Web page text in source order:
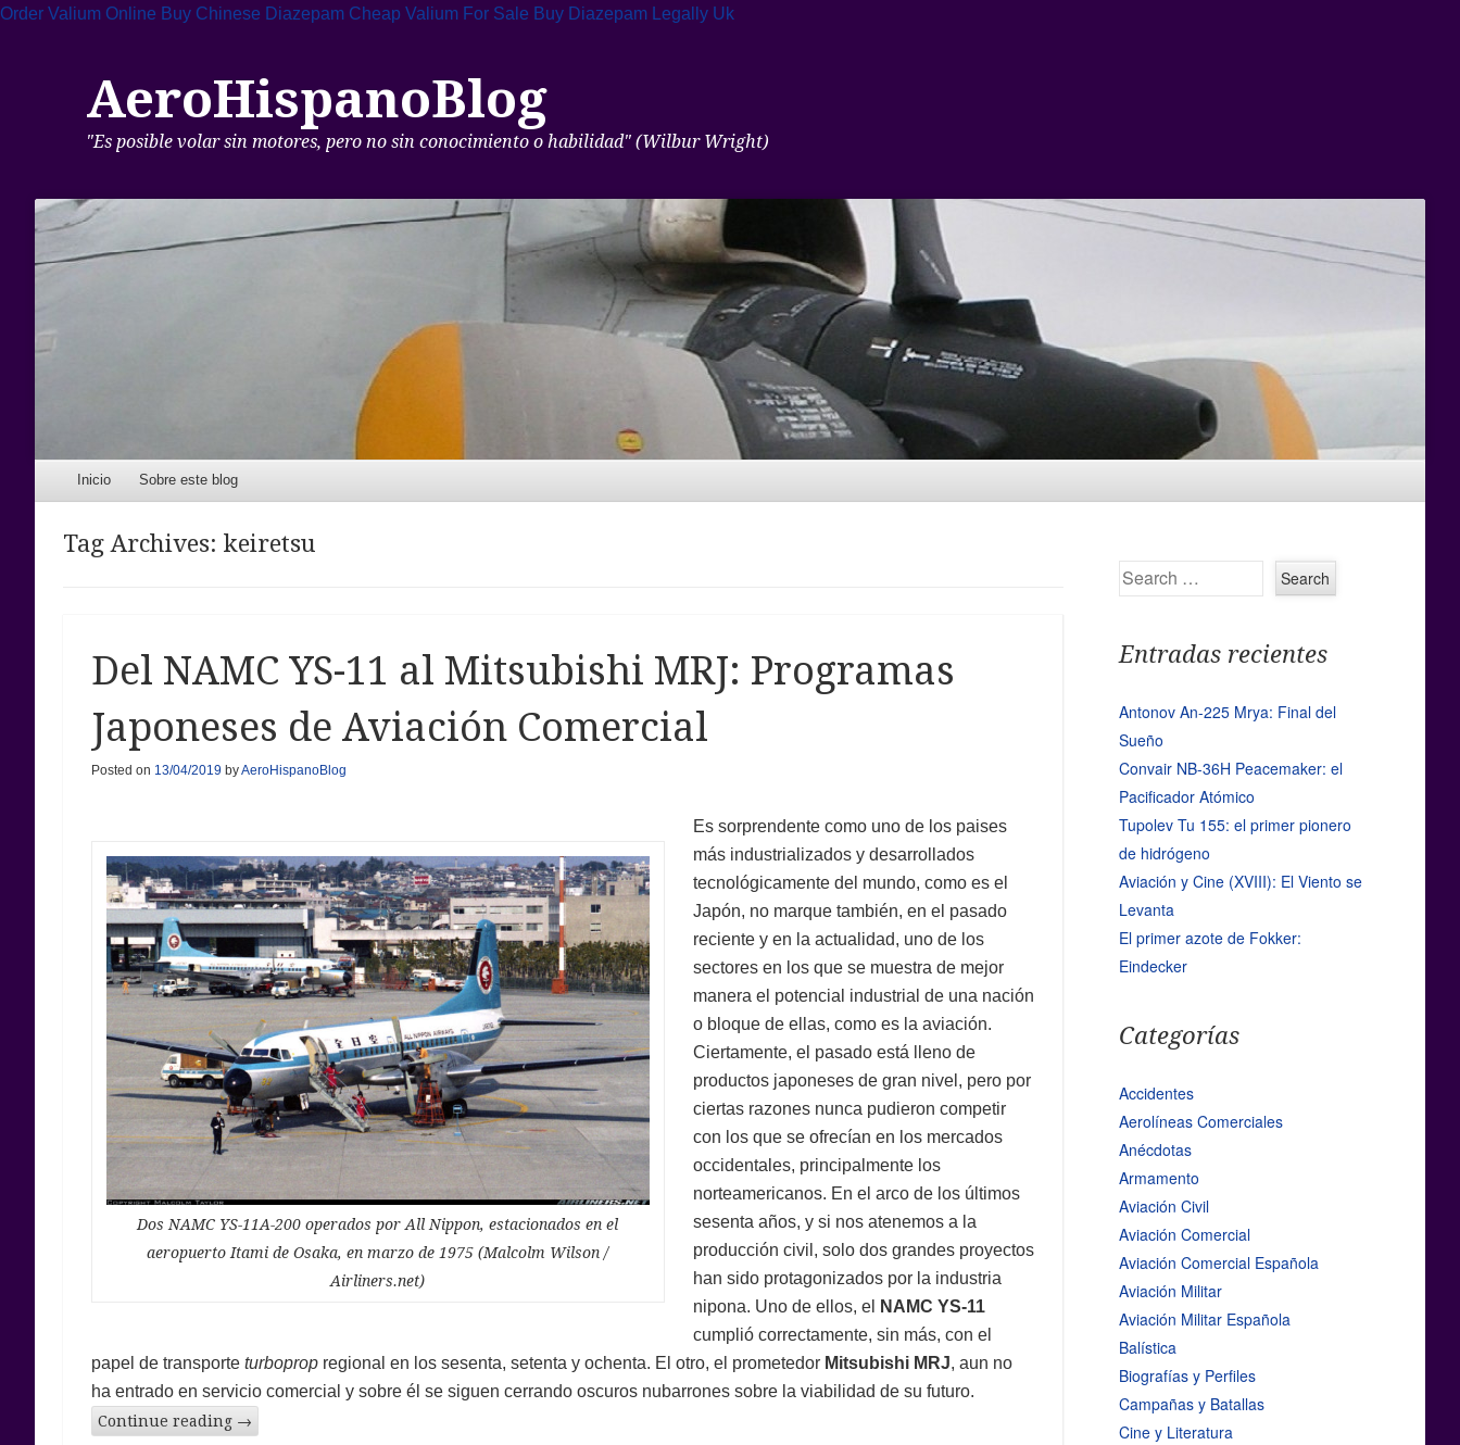
Order Valium Online Buy Chinese Diazepam Cheap Valium For Sale Buy Diazepam Legally Uk
AeroHispanoBlog
"Es posible volar sin motores, pero no sin conocimiento o habilidad" (Wilbur Wright)
Menu
Skip to content
Inicio Sobre este blog
Tag Archives: keiretsu
Del NAMC YS-11 al Mitsubishi MRJ: Programas
Japoneses de Aviación Comercial
Posted on 13/04/2019 byAeroHispanoBlog
Dos NAMC YS-11A-200 operados por All Nippon, estacionados en el
aeropuerto Itami de Osaka, en marzo de 1975 (Malcolm Wilson /
Airliners.net)
Es sorprendente como uno de los paises
más industrializados y desarrollados
tecnológicamente del mundo, como es el
Japón, no marque también, en el pasado
reciente y en la actualidad, uno de los
sectores en los que se muestra de mejor
manera el potencial industrial de una nación
o bloque de ellas, como es la aviación.
Ciertamente, el pasado está lleno de
productos japoneses de gran nivel, pero por
ciertas razones nunca pudieron competir
con los que se ofrecían en los mercados
occidentales, principalmente los
norteamericanos. En el arco de los últimos
sesenta años, y si nos atenemos a la
producción civil, solo dos grandes proyectos
han sido protagonizados por la industria
nipona. Uno de ellos, el
NAMC YS-11
cumplió correctamente, sin más, con el
papel de transporte turbopropregional en los sesenta, setenta y ochenta. El otro, el prometedor Mitsubishi MRJ, aun no
ha entrado en servicio comercial y sobre él se siguen cerrando oscuros nubarrones sobre la viabilidad de su futuro.
Continue reading →
Search
Entradas recientes
Antonov An-225 Mrya: Final del
Sueño
Convair NB-36H Peacemaker: el
Pacificador Atómico
Tupolev Tu 155: el primer pionero
de hidrógeno
Aviación y Cine (XVIII): El Viento se
Levanta
El primer azote de Fokker:
Eindecker
Categorías
Accidentes
Aerolíneas Comerciales
Anécdotas
Armamento
Aviación Civil
Aviación Comercial
Aviación Comercial Española
Aviación Militar
Aviación Militar Española
Balística
Biografías y Perfiles
Campañas y Batallas
Cine y Literatura